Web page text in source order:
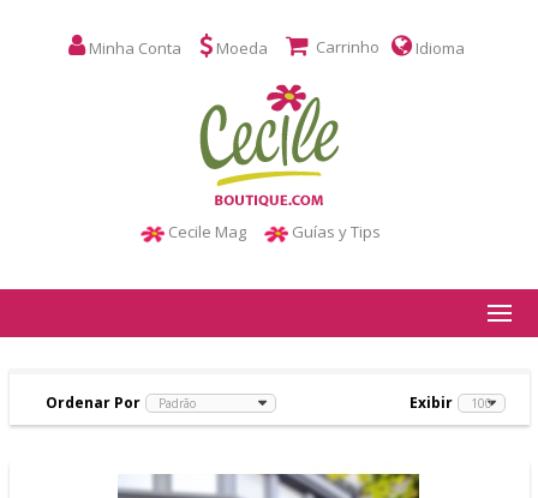
Minha Conta Moeda Carrinho Idioma
Cecile Mag Guías y Tips
Ordenar Por Exibir